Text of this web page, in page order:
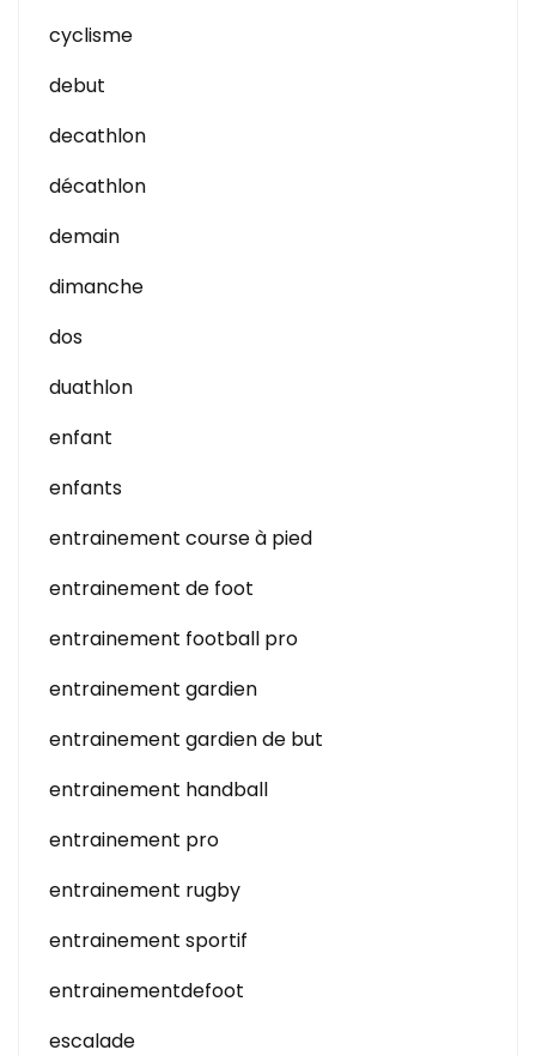
cyclisme
debut
decathlon
décathlon
demain
dimanche
dos
duathlon
enfant
enfants
entrainement course à pied
entrainement de foot
entrainement football pro
entrainement gardien
entrainement gardien de but
entrainement handball
entrainement pro
entrainement rugby
entrainement sportif
entrainementdefoot
escalade